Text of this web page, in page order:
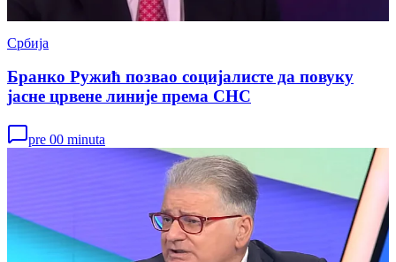
Србија
Бранко Ружић позвао социјалисте да повуку
јасне црвене линије према СНС
pre 00 minuta